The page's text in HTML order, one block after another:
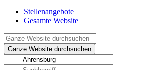
Stellenangebote
Gesamte Website